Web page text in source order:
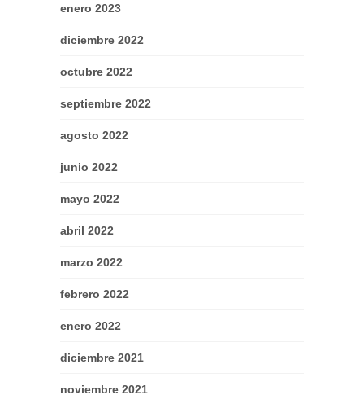
enero 2023
diciembre 2022
octubre 2022
septiembre 2022
agosto 2022
junio 2022
mayo 2022
abril 2022
marzo 2022
febrero 2022
enero 2022
diciembre 2021
noviembre 2021